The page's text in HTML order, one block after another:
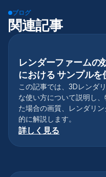
ブログ
関連記事
レンダーファーム
レンダーファームの
における サンプル
この記事では、3Dレンダ
な使い方について説明し
た場合の画質、レンダリ
的に解説します。
詳しく見る